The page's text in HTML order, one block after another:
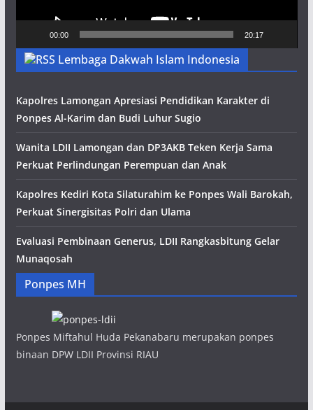
00:00 20:17
Lembaga Dakwah Islam Indonesia
Kapolres Lamongan Apresiasi Pendidikan Karakter di
Ponpes Al-Karim dan Budi Luhur Sugio
Wanita LDII Lamongan dan DP3AKB Teken Kerja Sama
Perkuat Perlindungan Perempuan dan Anak
Kapolres Kediri Kota Silaturahim ke Ponpes Wali Barokah,
Perkuat Sinergisitas Polri dan Ulama
Evaluasi Pembinaan Generus, LDII Rangkasbitung Gelar
Munaqosah
Ponpes MH
Ponpes Miftahul Huda Pekanabaru merupakan ponpes
binaan DPW LDII Provinsi RIAU